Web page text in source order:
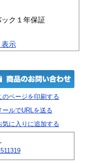
ク１年保証
表示
ページを印刷する
ルでURLを送る
気に入りに追加する